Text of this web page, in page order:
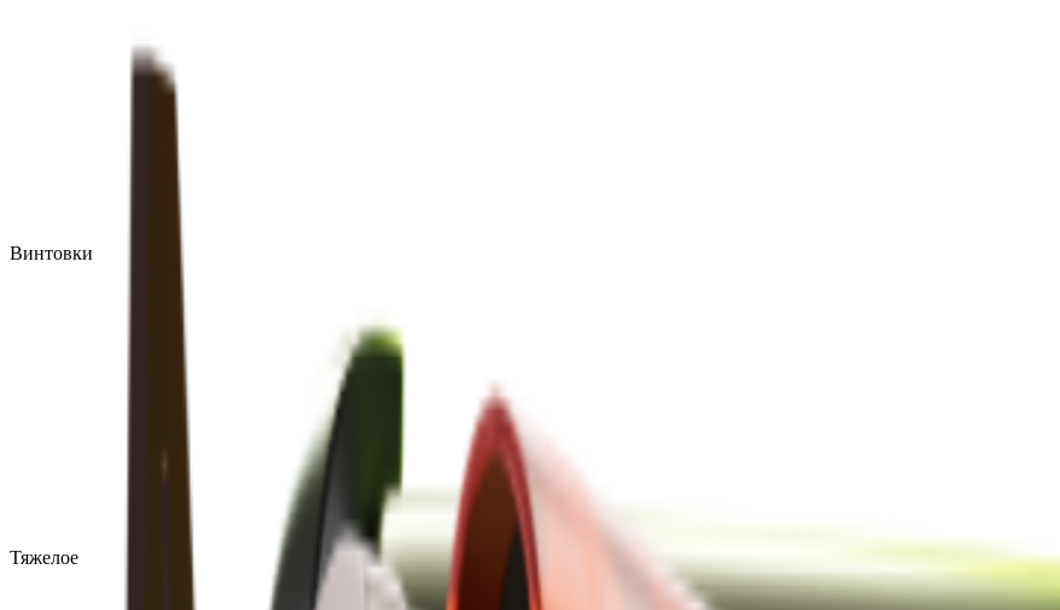
Винтовки
Тяжелое